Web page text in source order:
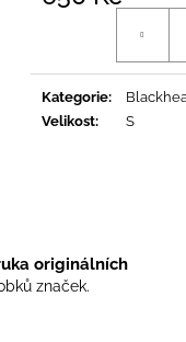
Kategorie:
Velikost: S
originálních
značek.
SKINHEADS NEVER